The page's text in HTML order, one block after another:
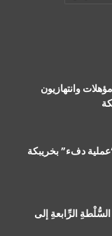
وانتهازيون
الرِّابعةِ إلى